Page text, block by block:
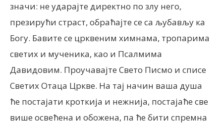
значи: не ударајте директно по злу него,
презирући страст, обраћајте се са љубављу ка
Богу. Бавите се црквеним химнама, тропарима
светих и мученика, као и Псалмима
Давидовим. Проучавајте Свето Писмо и списе
Светих Отаца Цркве. На тај начин ваша душа
ће постајати кроткија и нежнија, постајаће све
више освећена и обожена, па ће бити спремна